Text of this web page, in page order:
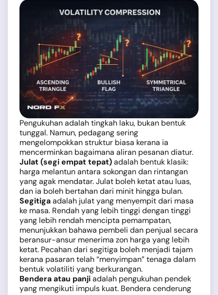
Pengukuhan adalah tingkah laku, bukan bentuk
tunggal. Namun, pedagang sering
mengelompokkan struktur biasa kerana ia
mencerminkan bagaimana aliran pesanan diatur.
Julat (segi empat tepat)adalah bentuk klasik:
harga melantun antara sokongan dan rintangan
yang agak mendatar. Julat boleh ketat atau luas,
dan ia boleh bertahan dari minit hingga bulan.
Segitigaadalah julat yang menyempit dari masa
ke masa. Rendah yang lebih tinggi dengan tinggi
yang lebih rendah mencipta pemampatan,
menunjukkan bahawa pembeli dan penjual secara
beransur-ansur menerima zon harga yang lebih
ketat. Pecahan dari segitiga boleh menjadi tajam
kerana pasaran telah “menyimpan” tenaga dalam
bentuk volatiliti yang berkurangan.
Bendera atau panjiadalah pengukuhan pendek
yang mengikuti impuls kuat. Bendera cenderung